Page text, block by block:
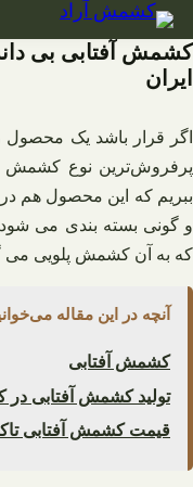
رفتن
به
محتوا
کشمش آفتابی بی
ایران
اگر قرار باشد یک محصول
پرفروش‌ترین نوع کشمش
ببریم که این محصول هم
و گونی بسته‌ بندی می‌
که به آن کشمش پلویی می‌
آنچه در این مقاله
کشمش آفتابی
تولید کشمش آفتابی در
قیمت کشمش آفتابی